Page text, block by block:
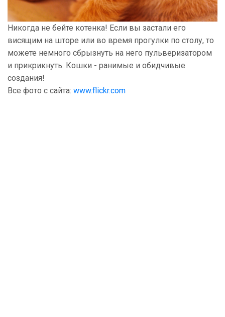
Никогда не бейте котенка! Если вы застали его
висящим на шторе или во время прогулки по столу, то
можете немного сбрызнуть на него пульверизатором
и прикрикнуть. Кошки - ранимые и обидчивые
создания!
Все фото с сайта: www.flickr.com